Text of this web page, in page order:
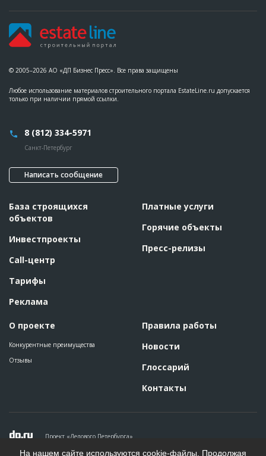
© 2005–2026 АО «ДП Бизнес Пресс». Все права защищены
Любое использование материалов строительного портала EstateLine.ru допускается
только при наличии прямой ссылки.
8 (812) 334-5971
Санкт-Петербург
Написать сообщение
База строящихся
объектов
Инвестпроекты
Call-центр
Тарифы
Реклама
О проекте
Конкурентные преимущества
Отзывы
Платные услуги
Горячие объекты
Пресс-релизы
Правила работы
Новости
Глоссарий
Контакты
Проект «Делового Петербурга»
Политика конфиденциальности
На нашем сайте используются cookie-файлы. Продолжая